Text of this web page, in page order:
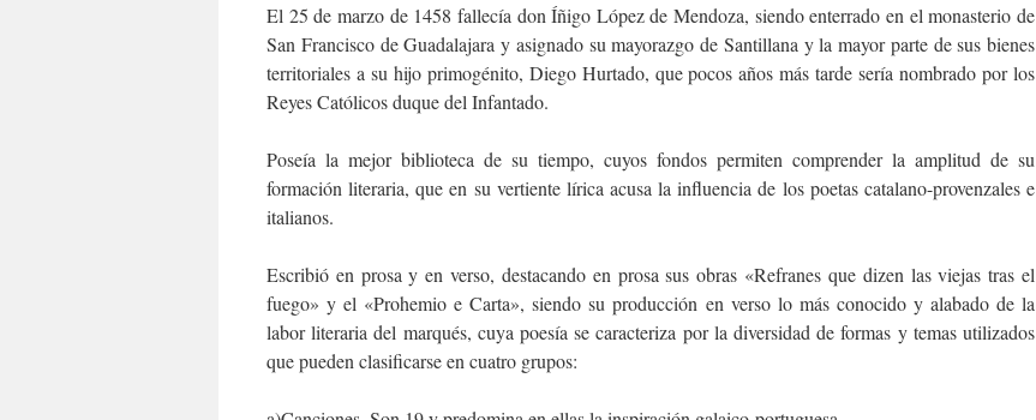
El 25 de marzo de 1458 fallecía don Íñigo López de Mendoza, siendo enterrado en el monasterio de
San Francisco de Guadalajara y asignado su mayorazgo de Santillana y la mayor parte de sus bienes
territoriales a su hijo primogénito, Diego Hurtado, que pocos años más tarde sería nombrado por los
Reyes Católicos duque del Infantado.
Poseía la mejor biblioteca de su tiempo, cuyos fondos permiten comprender la amplitud de su
formación literaria, que en su vertiente lírica acusa la influencia de los poetas catalano-provenzales e
italianos.
Escribió en prosa y en verso, destacando en prosa sus obras «Refranes que dizen las viejas tras el
fuego» y el «Prohemio e Carta», siendo su producción en verso lo más conocido y alabado de la
labor literaria del marqués, cuya poesía se caracteriza por la diversidad de formas y temas utilizados
que pueden clasificarse en cuatro grupos: